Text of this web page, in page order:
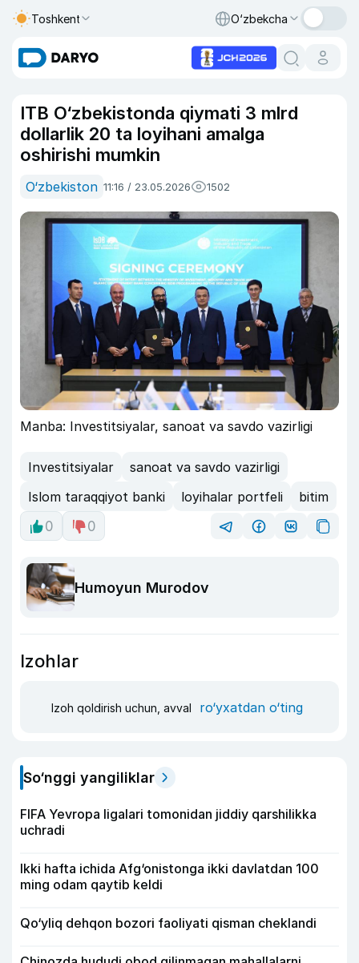
Toshkent O‘zbekcha
ITB O‘zbekistonda qiymati 3 mlrd
dollarlik 20 ta loyihani amalga
oshirishi mumkin
O‘zbekiston 11:16 / 23.05.2026 1502
Manba: Investitsiyalar, sanoat va savdo vazirligi
Investitsiyalar
sanoat va savdo vazirligi
Islom taraqqiyot banki
loyihalar portfeli
bitim
0
0
Humoyun Murodov
Izohlar
Izoh qoldirish uchun, avval ro‘yxatdan o‘ting
So‘nggi yangiliklar
FIFA Yevropa ligalari tomonidan jiddiy qarshilikka
uchradi
Ikki hafta ichida Afg‘onistonga ikki davlatdan 100
ming odam qaytib keldi
Qo‘yliq dehqon bozori faoliyati qisman cheklandi